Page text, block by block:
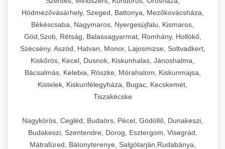
Hódmezővásárhely, Szeged, Battonya, Mezőkovácsháza,
Békéscsaba, Nagymaros, Nyergesújfalu, Kismaros,
Göd,Szob, Rétság, Balassagyarmat, Romhány, Hollókő,
Szécsény, Aszód, Hatvan, Monor, Lajosmizse, Soltvadkert,
Kiskőrös, Kecel, Dusnok, Kiskunhalas, Jánoshalma,
Bácsalmás, Kelebia, Röszke, Mórahalom, Kiskunmajsa,
Kistelek, Kiskunfélegyháza, Bugac, Kecskemét,
Tiszakécske
Nagykörös, Cegléd, Budaörs, Pécel, Gödöllő, Dunakeszi,
Budakeszi, Szentendre, Dorog, Esztergom, Visegrád,
Mátrafüred, Bátonyterenye, Salgótarján,Rudabánya,